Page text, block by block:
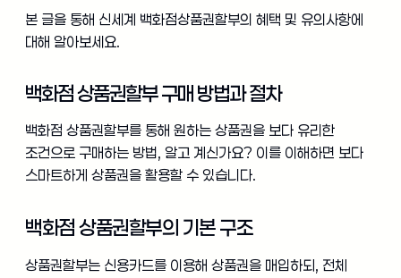
본 글을 통해 신세계 백화점상품권할부의 혜택 및 유의사항에
대해 알아보세요.
백화점 상품권할부 구매 방법과 절차
백화점 상품권할부를 통해 원하는 상품권을 보다 유리한
조건으로 구매하는 방법, 알고 계신가요? 이를 이해하면 보다
스마트하게 상품권을 활용할 수 있습니다.
백화점 상품권할부의 기본 구조
상품권할부는 신용카드를 이용해 상품권을 매입하되, 전체